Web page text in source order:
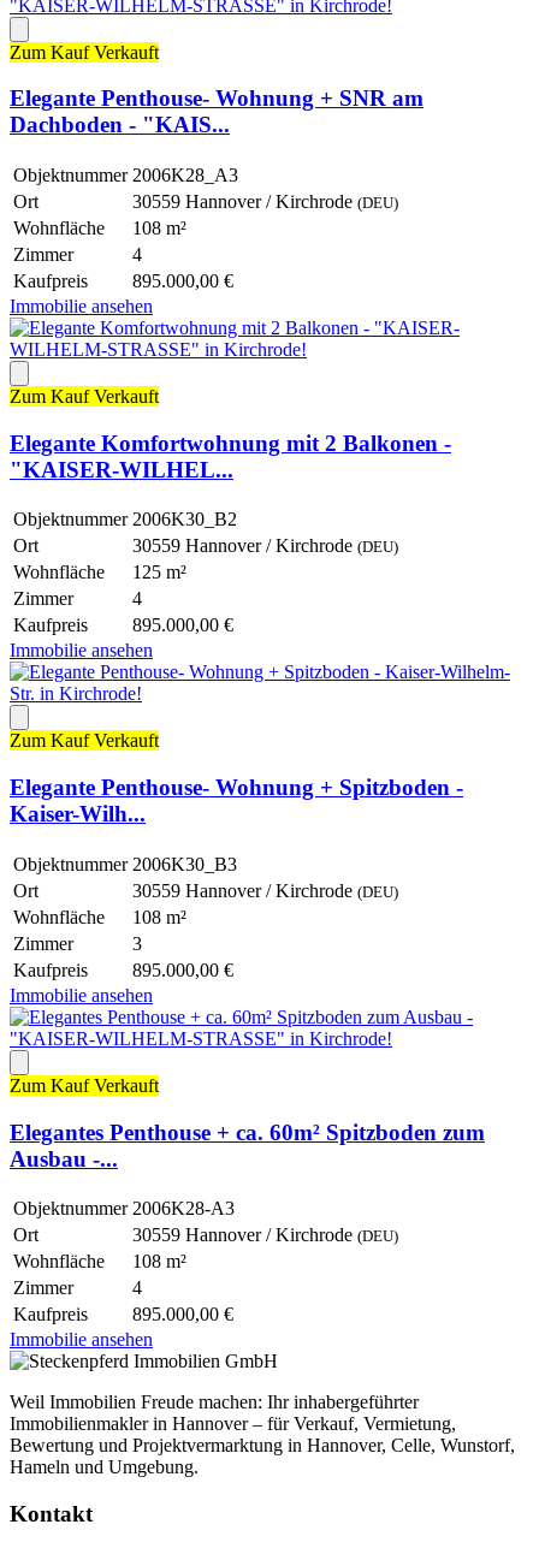
Zum KaufVerkauft
Elegante Penthouse- Wohnung + SNR am
Dachboden - "KAIS...
Objektnummer 2006K28_A3
Ort
30559 Hannover / Kirchrode (DEU)
Wohnfläche
108 m²
Zimmer
4
Kaufpreis
895.000,00 €
Immobilie ansehen
Zum KaufVerkauft
Elegante Komfortwohnung mit 2 Balkonen -
"KAISER-WILHEL...
Objektnummer 2006K30_B2
Ort
30559 Hannover / Kirchrode (DEU)
Wohnfläche
125 m²
Zimmer
4
Kaufpreis
895.000,00 €
Immobilie ansehen
Zum KaufVerkauft
Elegante Penthouse- Wohnung + Spitzboden -
Kaiser-Wilh...
Objektnummer 2006K30_B3
Ort
30559 Hannover / Kirchrode (DEU)
Wohnfläche
108 m²
Zimmer
3
Kaufpreis
895.000,00 €
Immobilie ansehen
Zum KaufVerkauft
Elegantes Penthouse + ca. 60m² Spitzboden zum
Ausbau -...
Objektnummer 2006K28-A3
Ort
30559 Hannover / Kirchrode (DEU)
Wohnfläche
108 m²
Zimmer
4
Kaufpreis
895.000,00 €
Immobilie ansehen
Weil Immobilien Freude machen: Ihr inhabergeführter
Immobilienmakler in Hannover – für Verkauf, Vermietung,
Bewertung und Projektvermarktung in Hannover, Celle, Wunstorf,
Hameln und Umgebung.
Kontakt